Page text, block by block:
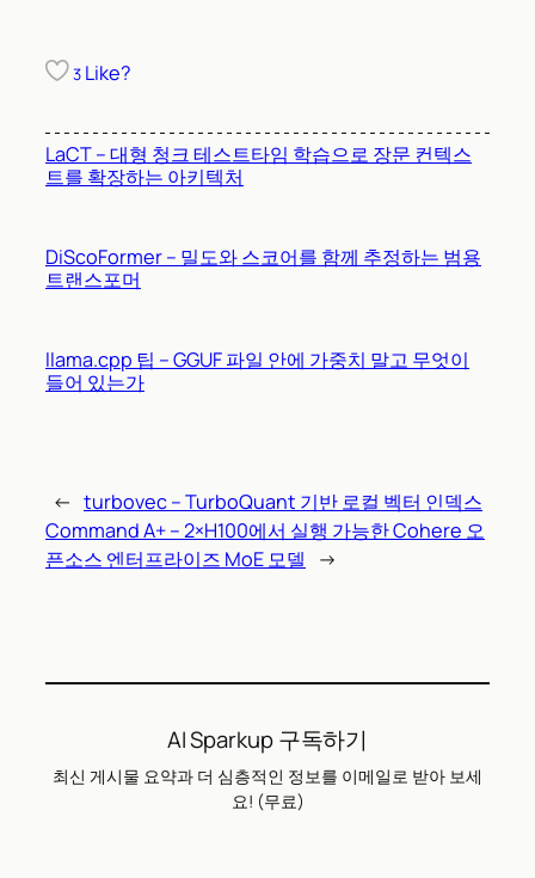
3 Like?
LaCT – 대형 청크 테스트타임 학습으로 장문 컨텍스
트를 확장하는 아키텍처
DiScoFormer – 밀도와 스코어를 함께 추정하는 범용
트랜스포머
llama.cpp 팁 – GGUF 파일 안에 가중치 말고 무엇이
들어 있는가
← turbovec – TurboQuant 기반 로컬 벡터 인덱스
Command A+ – 2×H100에서 실행 가능한 Cohere 오
픈소스 엔터프라이즈 MoE 모델
→
AI Sparkup 구독하기
최신 게시물 요약과 더 심층적인 정보를 이메일로 받아 보세
요! (무료)